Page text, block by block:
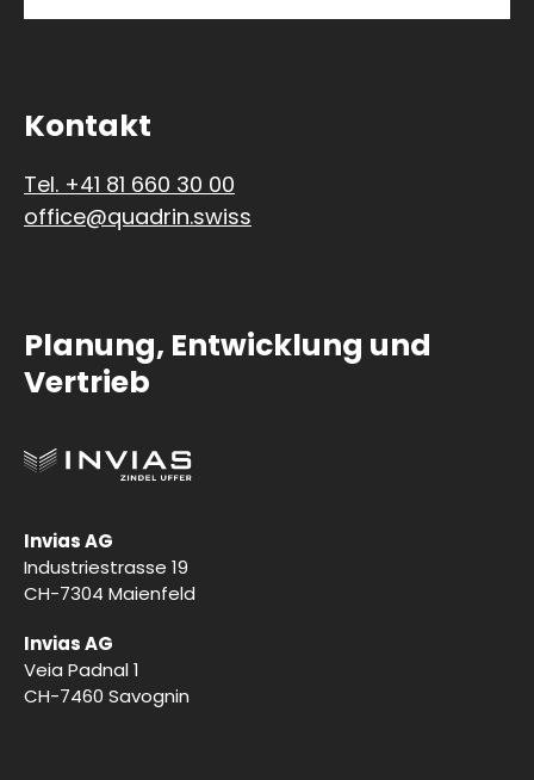
Kontakt
Tel. +41 81 660 30 00
office@quadrin.swiss
Planung, Entwicklung und
Vertrieb
Invias AG
Veia Padnal 1
CH-7460 Savognin
Invias AG
Industriestrasse 19
CH-7304 Maienfeld